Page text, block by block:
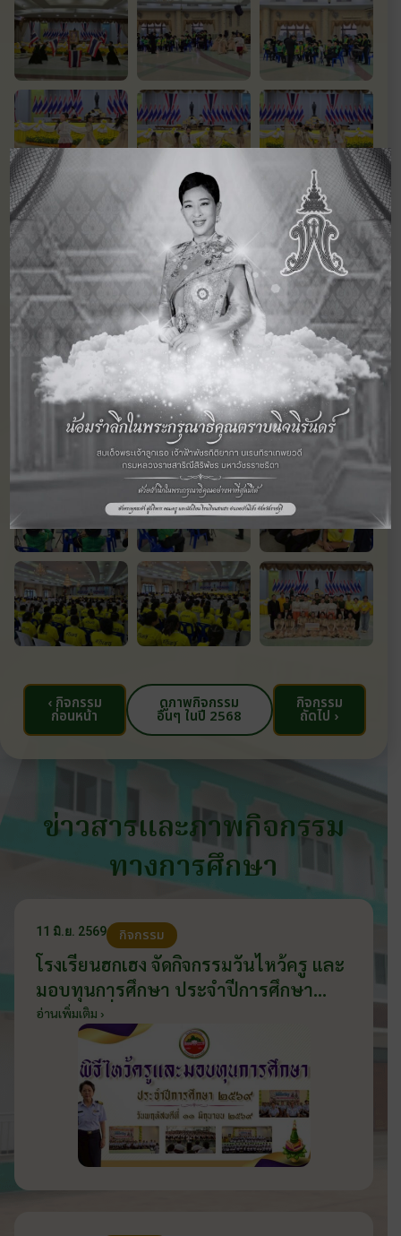
‹ กิจกรรม
ก่อนหน้า
ดูภาพกิจกรรม
อื่นๆ ในปี 2568
กิจกรรม
ถัดไป ›
ข่าวสารและภาพกิจกรรม
ทางการศึกษา
11 มิ.ย. 2569 กิจกรรม
โรงเรียนฮกเฮง จัดกิจกรรมวันไหว้ครู และ
มอบทุนการศึกษา ประจำปีการศึกษา
2569 วันที่ 11 มิถุนายน 2569
อ่านเพิ่มเติม ›